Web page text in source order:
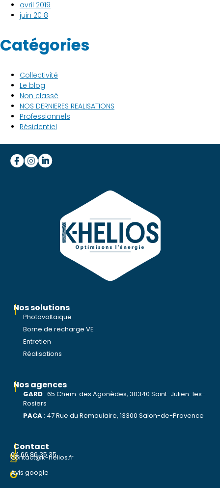
avril 2019
juin 2018
Catégories
Collectivité
Le blog
Non classé
NOS DERNIERES REALISATIONS
Professionnels
Résidentiel
Nos solutions
Photovoltaïque
Borne de recharge VE
Entretien
Réalisations
Nos agences
GARD : 65 Chem. des Agonèdes, 30340 Saint-Julien-les-
Rosiers
PACA : 47 Rue du Remoulaire, 13300 Salon-de-Provence
Contact
04 66 86 35 35
contact@k-helios.fr
Avis google